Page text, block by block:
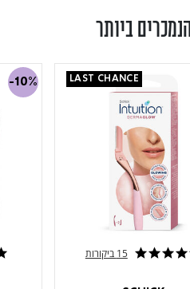
הנמכרים ביותר
15 ביקורות
LAST CHANCE
-10%